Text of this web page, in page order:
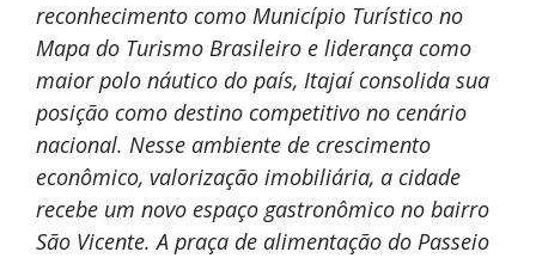
reconhecimento como Município Turístico no
Mapa do Turismo Brasileiro e liderança como
maior polo náutico do país, Itajaí consolida sua
posição como destino competitivo no cenário
nacional. Nesse ambiente de crescimento
econômico, valorização imobiliária, a cidade
recebe um novo espaço gastronômico no bairro
São Vicente. A praça de alimentação do Passeio